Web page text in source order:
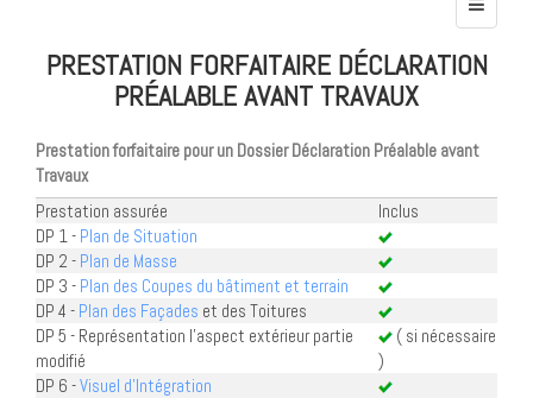
PRESTATION FORFAITAIRE DÉCLARATION
PRÉALABLE AVANT TRAVAUX
Prestation forfaitaire pour un Dossier Déclaration Préalable avant
Travaux
Prestation assurée
Inclus
DP 1 - Plan de Situation
DP 2 - Plan de Masse
DP 3 - Plan des Coupes du bâtiment et terrain
DP 4 - Plan des Façades et des Toitures
DP 5 - Représentation l'aspect extérieur partie
modifié
( si nécessaire
)
DP 6 -Visuel d'Intégration